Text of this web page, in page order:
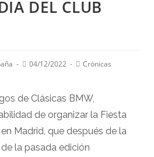
DEL CLUB
04/12/2022 Crónicas
de Clásicas BMW,
de organizar la Fiesta
Madrid, que después de la
la pasada edición